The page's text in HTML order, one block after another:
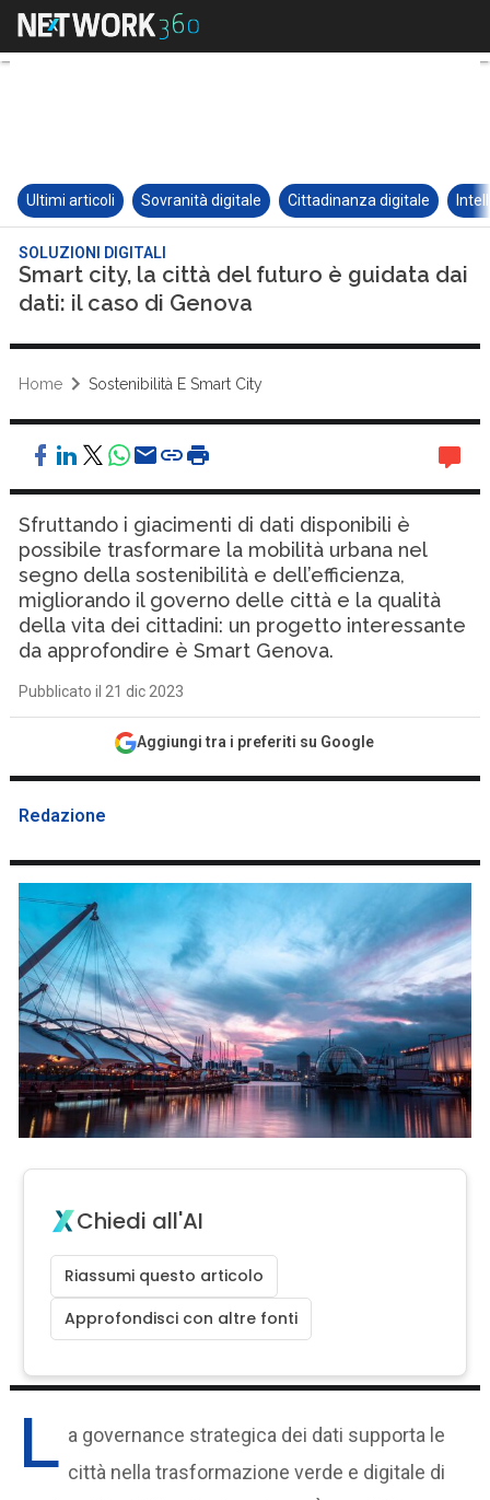
Ultimi articoli Sovranità digitale Cittadinanza digitale
SOLUZIONI DIGITALI
Smart city, la città del futuro è guidata dai
dati: il caso di Genova
Home Sostenibilità E Smart City
Sfruttando i giacimenti di dati disponibili è
possibile trasformare la mobilità urbana nel
segno della sostenibilità e dell’efficienza,
migliorando il governo delle città e la qualità
della vita dei cittadini: un progetto interessante
da approfondire è Smart Genova.
Pubblicato il 21 dic 2023
Aggiungi tra i preferiti su Google
Redazione
Chiedi all'AI
Riassumi questo articolo
Approfondisci con altre fonti
L a governance strategica dei dati supporta le
città nella trasformazione verde e digitale di